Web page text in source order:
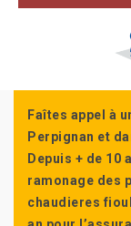
Faîtes appel à
Perpignan et
Depuis + de 10
ramonage des
chaudieres